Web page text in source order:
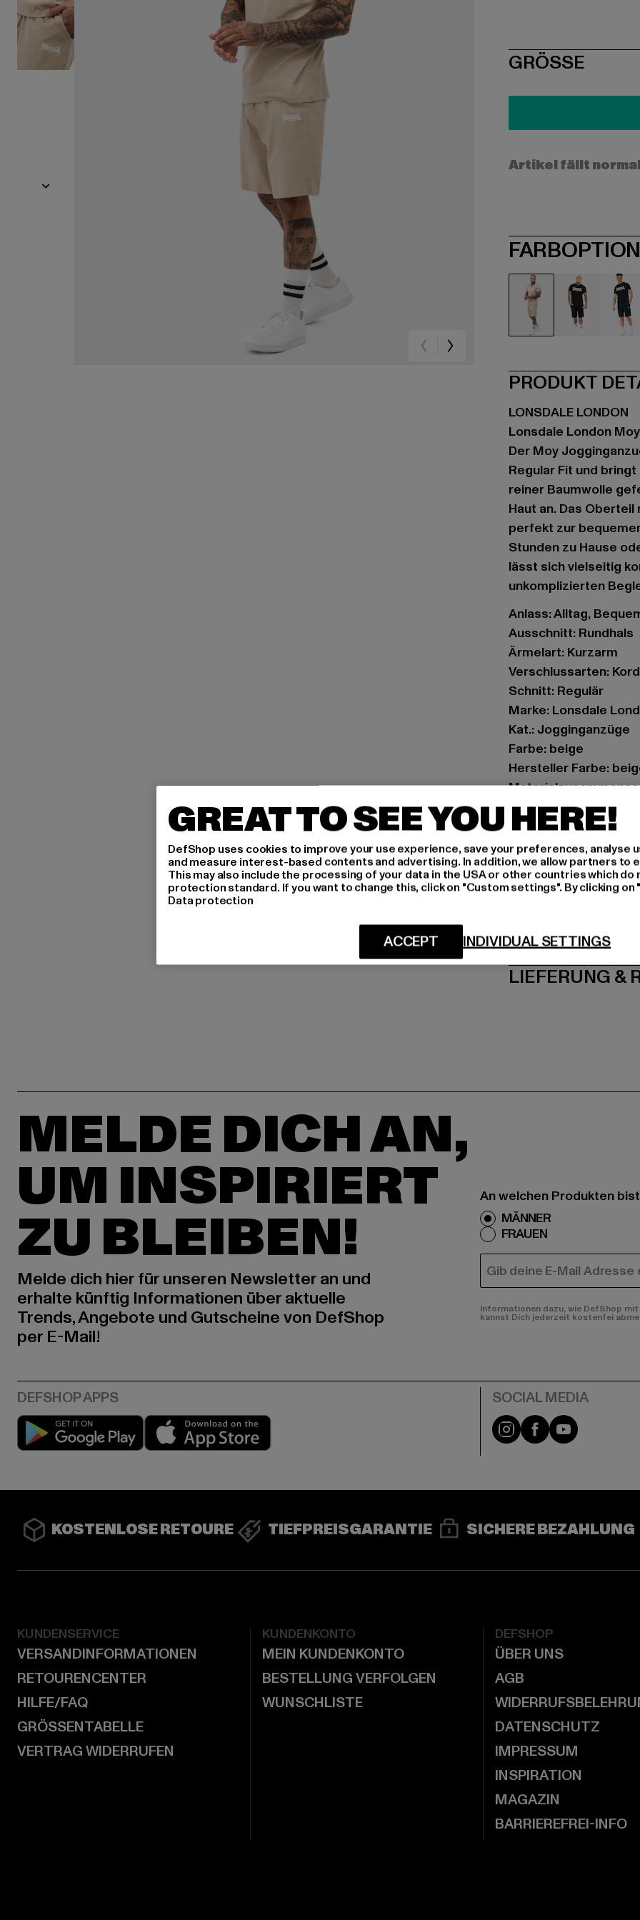
SIZE
GRÖSSE
Artikel fällt
PRODUKT
LONSDALE LONDON
Lonsdale London
Der Moy
Regular Fit und
reiner Baumwolle
Haut an. Das
perfekt zur
Stunden zu Hause
lässt sich vielseitig
unkomplizierten
Anlass: Alltag,
Ausschnitt: Rundhals
Ärmelart: Kurzarm
Verschlussarten:
Schnitt: Regulär
Marke: Lonsdale
Kat.: Jogginganzüge
Farbe: beige
Hersteller Farbe:
Art.Nr: 117193-03395
Hersteller: Punch
Im Taubental 15a |
LIEFERUNG &
MELDE DICH AN,
UM INSPIRIERT
ZU BLEIBEN!
Melde dich hier für unseren Newsletter an und
erhalte künftig Informationen über aktuelle
Trends, Angebote und Gutscheine von DefShop
per E-Mail!
An welchen Produkten
MÄNNER
FRAUEN
E-MAIL
Informationen dazu, wie DefShop
kannst Dich jederzeit kostenfei
Play market Instagram
FacebookYouTube
KOSTENLOSE RETOURE TIEFPREISGARANTIE SICHERE BEZAHLUNG
KUNDENSERVICE
VERSANDINFORMATIONEN
RETOURENCENTER
HILFE/FAQ
GRÖSSENTABELLE
VERTRAG WIDERRUFEN
KUNDENKONTO
MEIN KUNDENKONTO
BESTELLUNG VERFOLGEN
WUNSCHLISTE
DEFSHOP
ÜBER UNS
AGB
DATENSCHUTZ
IMPRESSUM
INSPIRATION
MAGAZIN
BARRIEREFREI-INFO
GREAT TO SEE YOU HERE!
DefShop uses cookies to improve your use experience, save your preferences, analyse
and measure interest-based contents and advertising. In addition, we allow partners to
This may also include the processing of your data in the USA or other countries which do
protection standard. If you want to change this, click on "Custom settings". By clicking
Data protection
INDIVIDUAL SETTINGS
ACCEPT